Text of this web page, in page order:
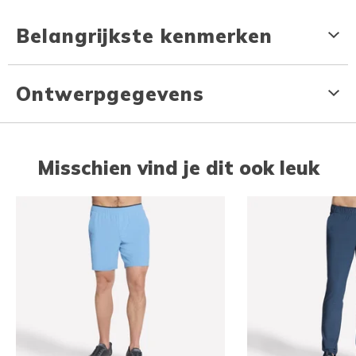
Belangrijkste kenmerken
Ontwerpgegevens
Misschien vind je dit ook leuk